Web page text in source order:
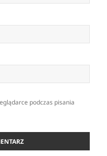
podczas pisania